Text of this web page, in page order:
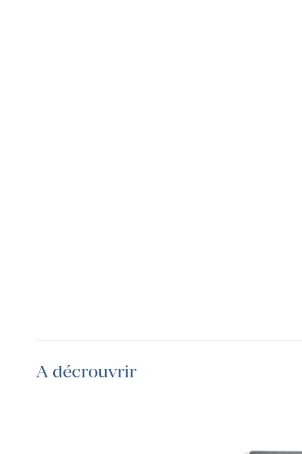
A décrouvrir